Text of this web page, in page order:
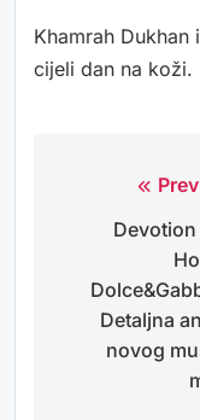
Khamrah
cijeli dan na koži.
Navigacija
objava
Detaljna
novog